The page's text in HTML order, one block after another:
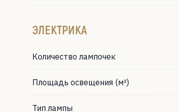
ЭЛЕКТРИКА
Количество лампочек
Площадь освещения (м²)
Тип лампы